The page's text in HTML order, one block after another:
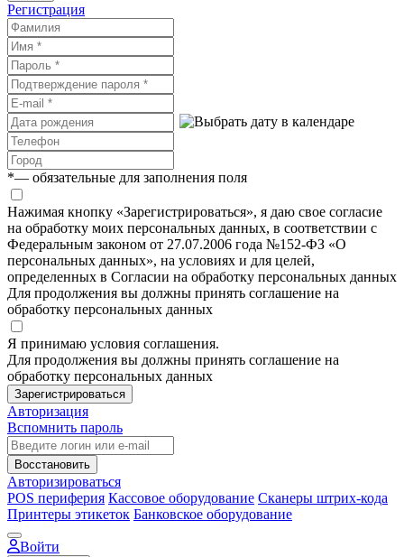
Регистрация
*— обязательные для заполнения поля
Нажимая кнопку «Зарегистрироваться», я даю свое согласие
на обработку моих персональных данных, в соответствии с
Федеральным законом от 27.07.2006 года №152-ФЗ «О
персональных данных», на условиях и для целей,
определенных в Согласии на обработку персональных данных
Для продолжения вы должны принять соглашение на
обработку персональных данных
Я принимаю условия соглашения.
Для продолжения вы должны принять соглашение на
обработку персональных данных
Зарегистрироваться
Авторизация
Вспомнить пароль
Восстановить
Авторизироваться
POS периферия Кассовое оборудование Сканеры штрих-кода
Принтеры этикеток Банковское оборудование
Войти